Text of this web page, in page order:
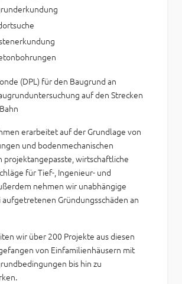
(DPL) für den Baugrund an
auf den Strecken
erarbeitet auf der Grundlage von
und bodenmechanischen
projektangepasste, wirtschaftliche
für Tief-, Ingenieur- und
nehmen wir unabhängige
Gründungsschäden an
wir über 200 Projekte aus diesen
von Einfamilienhäusern mit
bis hin zu